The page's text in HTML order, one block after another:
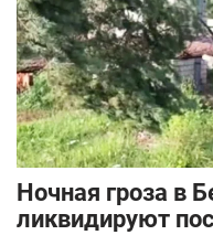
Ночная гроза в
ликвидируют